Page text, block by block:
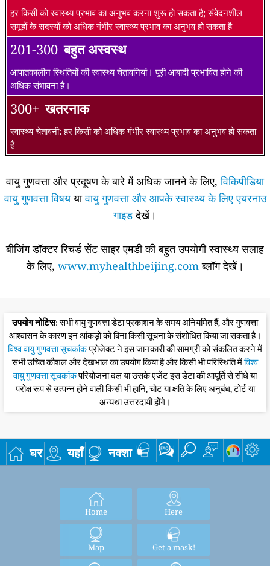
हर किसी को स्वास्थ्य प्रभाव का अनुभव करना शुरू हो सकता है; संवेदनशील
समूहों के सदस्यों को अधिक गंभीर स्वास्थ्य प्रभाव का अनुभव हो सकता है
201-300 बहुत अस्वस्थ
आपातकालीन स्थितियों की स्वास्थ्य चेतावनियां। पूरी आबादी प्रभावित होने की
अधिक संभावना है।
300+ खतरनाक
स्वास्थ्य चेतावनी: हर किसी को अधिक गंभीर स्वास्थ्य प्रभाव का अनुभव हो सकता
है
वायु गुणवत्ता और प्रदूषण के बारे में अधिक जानने के लिए,विकिपीडिया
वायु गुणवत्ता विषययावायु गुणवत्ता और आपके स्वास्थ्य के लिए एयरनाउ
गाइडदेखें।
बीजिंग डॉक्टर रिचर्ड सेंट साइर एमडी की बहुत उपयोगी स्वास्थ्य सलाह
के लिए, www.myhealthbeijing.comब्लॉग देखें।
उपयोग नोटिस: सभी वायु गुणवत्ता डेटा प्रकाशन के समय अनियमित हैं, और गुणवत्ता
आश्वासन के कारण इन आंकड़ों को बिना किसी सूचना के संशोधित किया जा सकता है।
विश्व वायु गुणवत्ता सूचकांकप्रोजेक्ट ने इस जानकारी की सामग्री को संकलित करने में
सभी उचित कौशल और देखभाल का उपयोग किया है और किसी भी परिस्थिति मेंविश्व
वायु गुणवत्ता सूचकांकपरियोजना दल या उसके एजेंट इस डेटा की आपूर्ति से सीधे या
परोक्ष रूप से उत्पन्न होने वाली किसी भी हानि, चोट या क्षति के लिए अनुबंध, टोर्ट या
अन्यथा उत्तरदायी होंगे।
घर यहाँ नक्शा
Home Here
Map Get a mask!